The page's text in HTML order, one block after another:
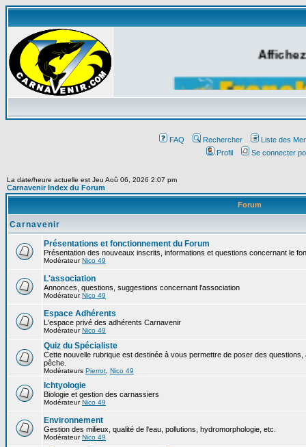
FAQ Rechercher
Liste des
Profil
Se connecter
La date/heure actuelle est Jeu Aoû 06, 2026 2:07 pm
Carnavenir Index du Forum
Forum
Carnavenir
Présentations et fonctionnement du Forum
Présentation des nouveaux inscrits, informations et questions concernant le
ModérateurNico 49
L'association
Annonces, questions, suggestions concernant l'association
ModérateurNico 49
Espace Adhérents
L'espace privé des adhérents Carnavenir
ModérateurNico 49
Quiz du Spécialiste
Cette nouvelle rubrique est destinée à vous permettre de poser des
pêche.
Modérateurs Pierrot Nico 49
Ichtyologie
Biologie et gestion des carnassiers
ModérateurNico 49
Environnement
Gestion des milieux, qualité de l'eau, pollutions, hydromorphologie, etc.
ModérateurNico 49